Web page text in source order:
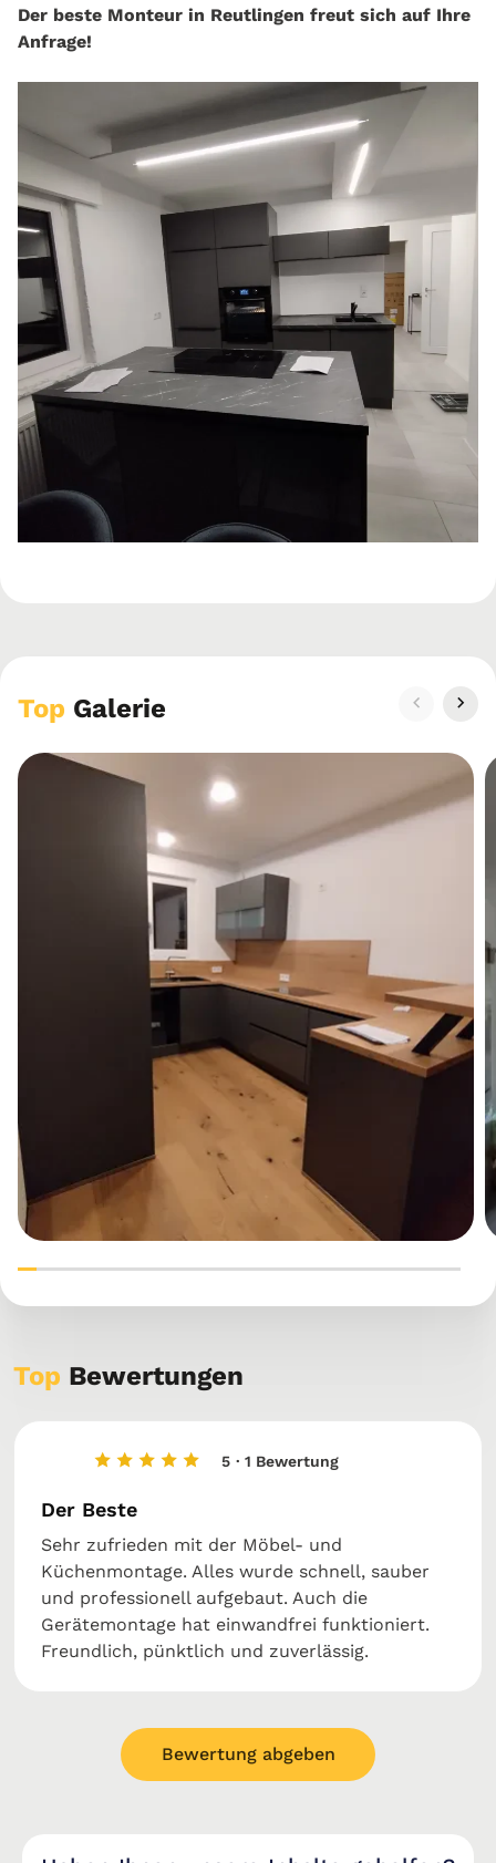
Der beste Monteur in Reutlingen freut sich auf Ihre
Anfrage!
Top Galerie
Top Bewertungen
5 · 1 Bewertung
Der Beste
Sehr zufrieden mit der Möbel- und
Küchenmontage. Alles wurde schnell, sauber
und professionell aufgebaut. Auch die
Gerätemontage hat einwandfrei funktioniert.
Freundlich, pünktlich und zuverlässig.
Bewertung abgeben